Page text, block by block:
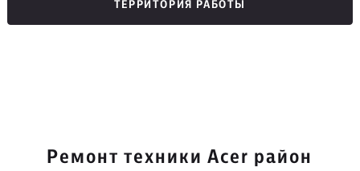
ТЕРРИТОРИЯ РАБОТЫ
Ремонт техники Acer район